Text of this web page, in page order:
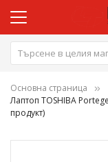
Основна страница
Лаптоп TOSHIBA
продукт)